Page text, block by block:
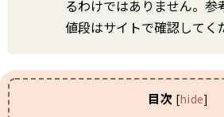
るわけではありません。参
値段はサイトで確認してく
目次 [hide]
キングダム